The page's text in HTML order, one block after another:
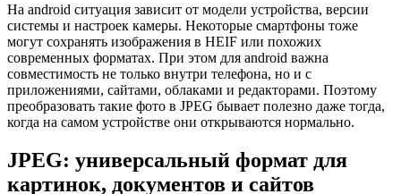
На android ситуация зависит от модели устройства, версии
системы и настроек камеры. Некоторые смартфоны тоже
могут сохранять изображения в HEIF или похожих
современных форматах. При этом для android важна
совместимость не только внутри телефона, но и с
приложениями, сайтами, облаками и редакторами. Поэтому
преобразовать такие фото в JPEG бывает полезно даже тогда,
когда на самом устройстве они открываются нормально.
JPEG: универсальный формат для
картинок, документов и сайтов